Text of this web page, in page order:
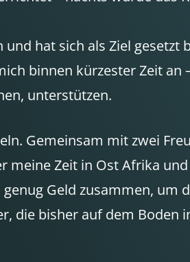
hat sich als Ziel
binnen kürzester Zeit
unterstützen.
Gemeinsam mit zwei
Zeit in Ost Afrika
Geld zusammen, um
die bisher auf dem